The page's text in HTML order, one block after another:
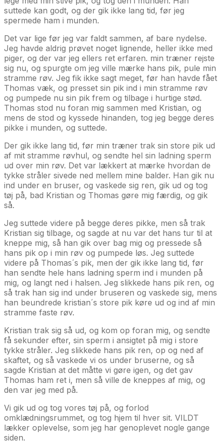
suttede kan godt, og der gik ikke lang tid, før jeg
spermede ham i munden.
Det var lige før jeg var faldt sammen, af bare nydelse.
Jeg havde aldrig prøvet noget lignende, heller ikke med
piger, og der var jeg ellers ret erfaren. min træner rejste
sig nu, og spurgte om jeg ville mærke hans pik, pule min
stramme røv. Jeg fik ikke sagt meget, før han havde fået
Thomas væk, og presset sin pik ind i min stramme røv
og pumpede nu sin pik frem og tilbage i hurtige stød.
Thomas stod nu foran mig sammen med Kristian, og
mens de stod og kyssede hinanden, tog jeg begge deres
pikke i munden, og suttede.
Der gik ikke lang tid, før min træner trak sin store pik ud
af mit stramme røvhul, og sendte hel sin ladning sperm
ud over min røv. Det var lækkert at mærke hvordan de
tykke stråler sivede ned mellem mine balder. Han gik nu
ind under en bruser, og vaskede sig ren, gik ud og tog
tøj på, bad Kristian og Thomas gøre mig færdig, og gik
så.
Jeg suttede videre på begge deres pikke, men så trak
Kristian sig tilbage, og sagde at nu var det hans tur til at
kneppe mig, så han gik over bag mig og pressede så
hans pik op i min røv og pumpede løs. Jeg suttede
videre på Thomas´s pik, men der gik ikke lang tid, før
han sendte hele hans ladning sperm ind i munden på
mig, og langt ned i halsen. Jeg slikkede hans pik ren, og
så trak han sig ind under bruseren og vaskede sig, mens
han beundrede kristian´s store pik køre ud og ind af min
stramme faste røv.
Kristian trak sig så ud, og kom op foran mig, og sendte
få sekunder efter, sin sperm i ansigtet på mig i store
tykke stråler. Jeg slikkede hans pik ren, op og ned af
skaftet, og så vaskede vi os under bruserne, og så
sagde Kristian at det måtte vi gøre igen, og det gav
Thomas ham ret i, men så ville de kneppes af mig, og
den var jeg med på.
Vi gik ud og tog vores tøj på, og forlod
omklædningsrummet, og tog hjem til hver sit. VILDT
lækker oplevelse, som jeg har genoplevet nogle gange
siden.